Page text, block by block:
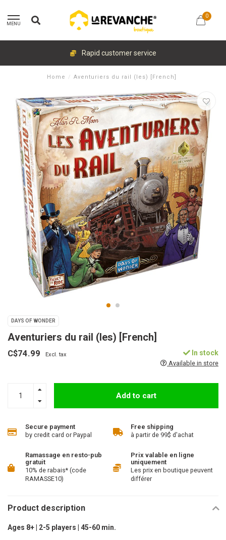
MENU
0
Rapid customer service
Home / Aventuriers du rail (les) [French]
DAYS OF WONDER
Aventuriers du rail (les) [French]
C$74.99 Excl. tax In stock
Available in store
Add to cart
Secure payment
by credit card or Paypal
Free shipping
à partir de 99$ d'achat
Ramassage en resto-pub
gratuit
10% de rabais* (code
RAMASSE10)
Prix valable en ligne
uniquement
Les prix en boutique peuvent
différer
Product description
Ages 8+ | 2-5 players | 45-60 min.